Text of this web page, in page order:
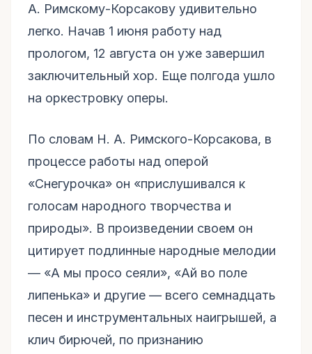
А. Римскому-Корсакову удивительно
легко. Начав 1 июня работу над
прологом, 12 августа он уже завершил
заключительный хор. Еще полгода ушло
на оркестровку оперы.
По словам Н. А. Римского-Корсакова, в
процессе работы над оперой
«Снегурочка» он «прислушивался к
голосам народного творчества и
природы». В произведении своем он
цитирует подлинные народные мелодии
— «А мы просо сеяли», «Ай во поле
липенька» и другие — всего семнадцать
песен и инструментальных наигрышей, а
клич бирючей, по признанию